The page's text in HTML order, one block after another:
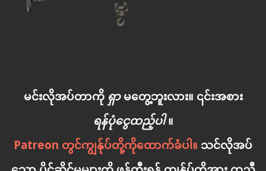
မင်းလိုအပ်တာကို ရှာမတွေ့ဘူးလား။ ၎င်းအစား
ရန်ပုံငွေထည့်ပါ။
Patreon တွင်ကျွန်ုပ်တို့ကိုထောက်ခံပါ။ သင်လိုအပ်